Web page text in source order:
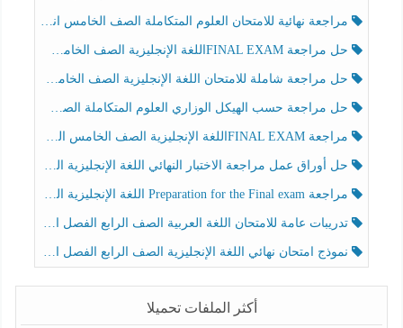
مراجعة نهائية للامتحان العلوم المتكاملة الصف الخامس انسبير الفصل الثالث
حل مراجعة FINAL EXAMاللغة الإنجليزية الصف الخامس الفصل الثالث
حل مراجعة شاملة للامتحان اللغة الإنجليزية الصف الخامس الفصل الثالث
حل مراجعة حسب الهيكل الوزاري العلوم المتكاملة الصف الخامس عام الفصل الثالث
مراجعة FINAL EXAMاللغة الإنجليزية الصف الخامس الفصل الثالث
حل أوراق عمل مراجعة الاختبار النهائي اللغة الإنجليزية الصف الرابع الفصل الثالث
مراجعة Preparation for the Final exam اللغة الإنجليزية الصف الرابع الفصل الثالث
تدريبات عامة للامتحان اللغة العربية الصف الرابع الفصل الثالث
نموذج امتحان نهائي اللغة الإنجليزية الصف الرابع الفصل الثالث
أكثر الملفات تحميلا